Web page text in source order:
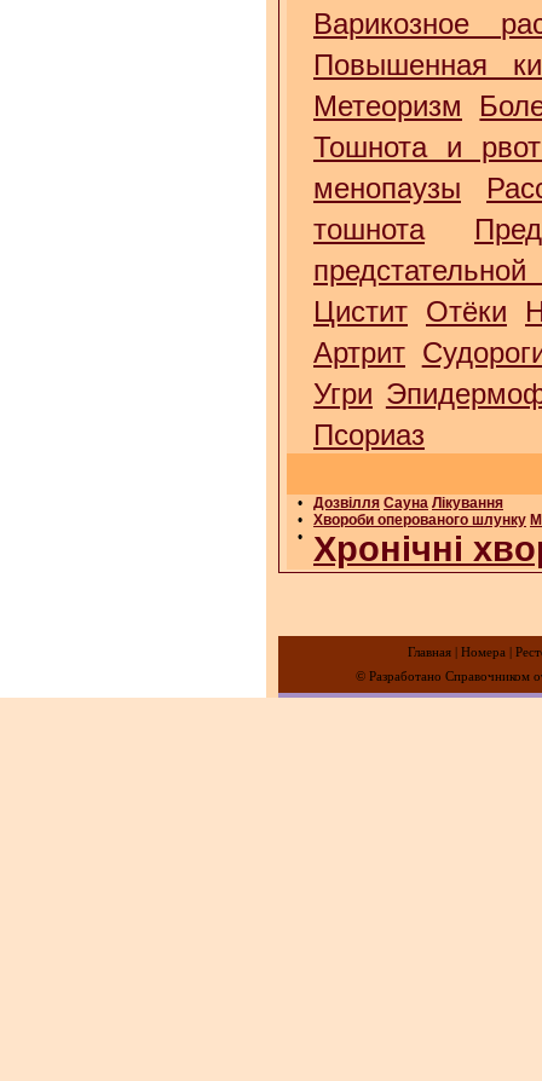
Варикозное
Повышенная
Метеоризм
Тошнота и
менопаузы
тошнота
Цистит Отёки
Артрит
Угри
Псориаз
• Дозвілля Сауна Лікування
•
Хвороби оперованого шлунку
•
Хронічні
Главная | Номера |
© Разработано Справочником